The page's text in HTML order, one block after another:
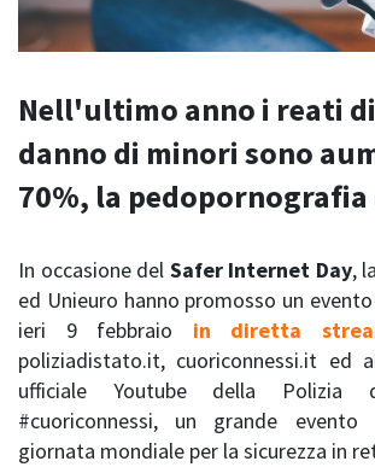
Nell'ultimo anno i reati
danno di minori sono
70%, la pedopornografia
In occasione del Safer Internet Day,
ed Unieuro hanno promosso un
ieri 9 febbraio in diretta
poliziadistato.it, cuoriconnessi.it ed
ufficiale Youtube della
#cuoriconnessi, un grande
giornata mondiale per la sicurezza in